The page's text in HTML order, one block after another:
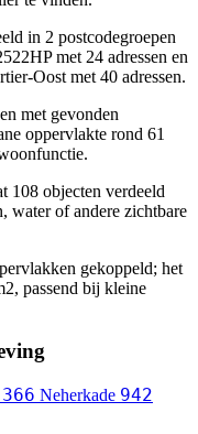
in 2 postcodegroepen
met 24 adressen en
Oost met 40 adressen.
met gevonden
oppervlakte rond 61
108 objecten verdeeld
water of andere zichtbare
gekoppeld; het
passend bij kleine
Neherkade 942